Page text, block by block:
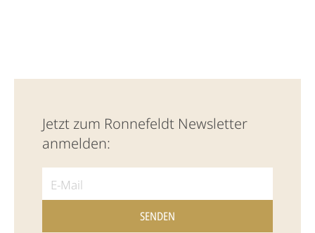
Jetzt zum Ronnefeldt Newsletter
anmelden: